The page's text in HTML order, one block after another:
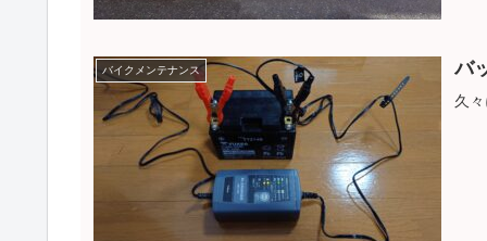
バイクメンテナンス バ
久